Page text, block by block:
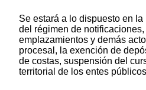
Se estará a lo dispuesto en
del régimen de
emplazamientos y demás
procesal, la exención de
de costas, suspensión del
territorial de los entes